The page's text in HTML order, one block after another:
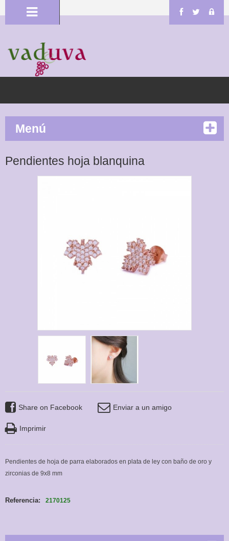
Menú
Pendientes hoja blanquina
Share on Facebook Enviar a un amigo
Imprimir
Pendientes de hoja de parra elaborados en plata de ley con baño de oro y
zirconias de 9x8 mm
Referencia: 2170125